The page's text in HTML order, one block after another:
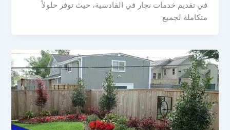
في تقديم خدمات نجار في القادسية، حيث توفر حلولاً
متكاملة لجميع